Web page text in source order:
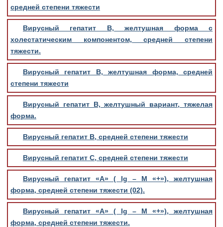
средней степени тяжести
Вирусный гепатит В, желтушная форма с
холестатическим компонентом, средней степени
тяжести.
Вирусный гепатит В, желтушная форма, средней
степени тяжести
Вирусный гепатит В, желтушный вариант, тяжелая
форма.
Вирусный гепатит В, средней степени тяжести
Вирусный гепатит С, средней степени тяжести
Вирусный гепатит «А» ( Ig – М «+»), желтушная
форма, средней степени тяжести (02).
Вирусный гепатит «А» ( Ig – М «+»), желтушная
форма, средней степени тяжести.